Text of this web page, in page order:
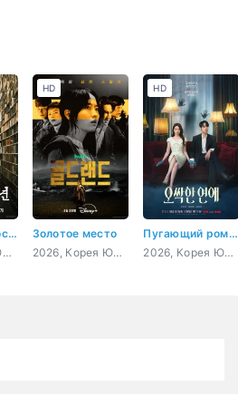
Студент на последнем ряду
2026, Корея Южная, триллер, детектив, драма
Золотое место
2026, Корея Южная, криминал, триллер
HD
Пугающий роман
2026, Корея Южная, мелодрама, комедия, фэнтези, детектив
HD